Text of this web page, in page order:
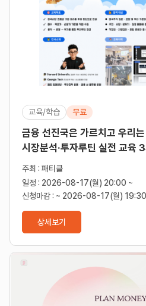
교육/학습 무료
금융 선진국은 가르치고 우리
시장분석·투자루틴 실전 교육
주최 : 패티클
일정 : 2026-08-17(월) 20:00 ~
신청마감 : ~ 2026-08-17(월) 19:30
상세보기